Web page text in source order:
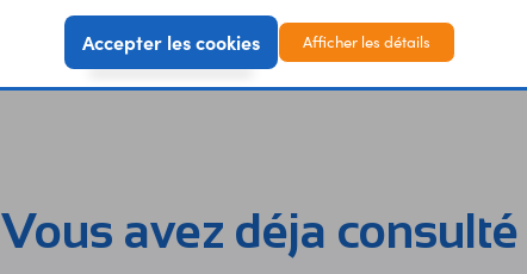
Vous avez déja consulté
Accepter les cookies Afficher les détails